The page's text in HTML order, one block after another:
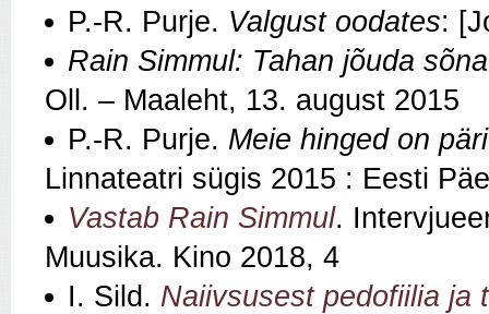
P.-R. Purje. Valgust oodates:
Rain Simmul: Tahan jõuda
Oll. – Maaleht, 13. august 2015
P.-R. Purje. Meie hinged on
Linnateatri sügis 2015 : Eesti
Vastab Rain Simmul.
Muusika. Kino 2018, 4
I. Sild. Naiivsusest pedofiilia ja